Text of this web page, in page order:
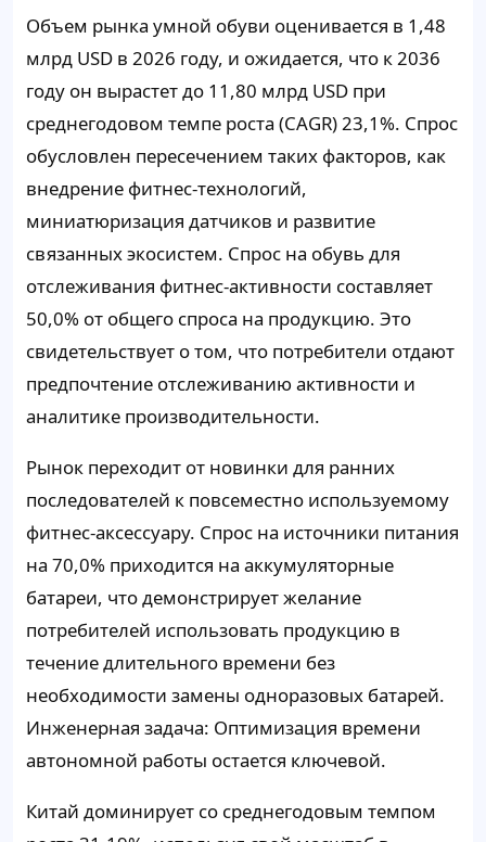
Объем рынка умной обуви оценивается в 1,48
млрд USD в 2026 году, и ожидается, что к 2036
году он вырастет до 11,80 млрд USD при
среднегодовом темпе роста (CAGR) 23,1%. Спрос
обусловлен пересечением таких факторов, как
внедрение фитнес-технологий,
миниатюризация датчиков и развитие
связанных экосистем. Спрос на обувь для
отслеживания фитнес-активности составляет
50,0% от общего спроса на продукцию. Это
свидетельствует о том, что потребители отдают
предпочтение отслеживанию активности и
аналитике производительности.
Рынок переходит от новинки для ранних
последователей к повсеместно используемому
фитнес-аксессуару. Спрос на источники питания
на 70,0% приходится на аккумуляторные
батареи, что демонстрирует желание
потребителей использовать продукцию в
течение длительного времени без
необходимости замены одноразовых батарей.
Инженерная задача: Оптимизация времени
автономной работы остается ключевой.
Китай доминирует со среднегодовым темпом